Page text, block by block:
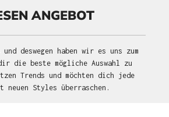
ANGEBOT
deswegen haben wir es uns zum
die beste mögliche Auswahl zu
Trends und möchten dich jede
neuen Styles überraschen.